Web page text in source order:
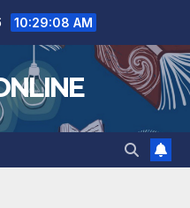
10:29:10 AM